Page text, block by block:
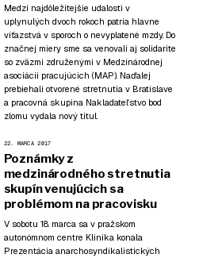
Medzi najdôležitejšie udalosti v
uplynulých dvoch rokoch patria hlavne
víťazstvá v sporoch o nevyplatené mzdy. Do
značnej miery sme sa venovali aj solidarite
so zväzmi združenými v Medzinárodnej
asociácii pracujúcich (MAP). Naďalej
prebiehali otvorené stretnutia v Bratislave
a pracovná skupina Nakladateľstvo bod
zlomu vydala nový titul.
22. MARCA 2017
Poznámky z
medzinárodného stretnutia
skupín venujúcich sa
problémom na pracovisku
V sobotu 18. marca sa v pražskom
autonómnom centre Klinika konala
Prezentácia anarchosyndikalistických